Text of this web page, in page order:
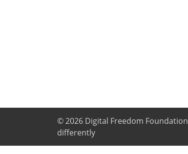
© 2026 Digital Freedom Foundation
differently